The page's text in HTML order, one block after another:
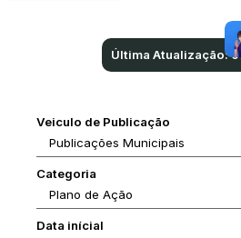
Última Atualização:
Veiculo de Publicação
Categoria
Data inícial